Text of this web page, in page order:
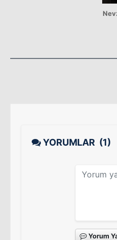
YORUMLAR (1)
Yorum